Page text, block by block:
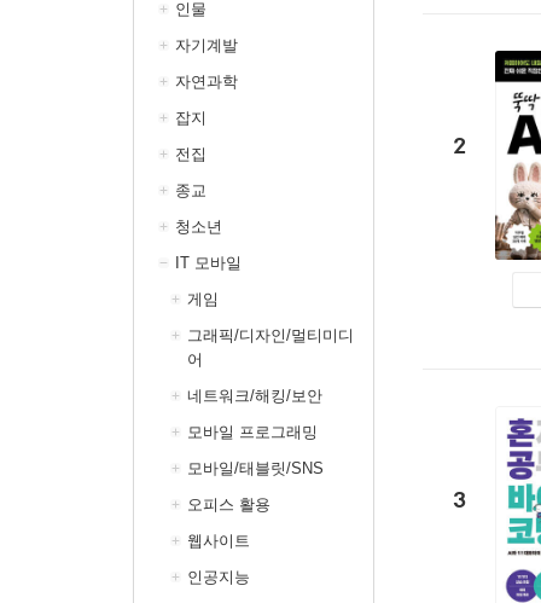
인물
자기계발
자연과학
잡지
전집
종교
청소년
IT 모바일
게임
그래픽/디자인/멀티미디
어
네트워크/해킹/보안
모바일 프로그래밍
모바일/태블릿/SNS
오피스 활용
웹사이트
인공지능
2
3